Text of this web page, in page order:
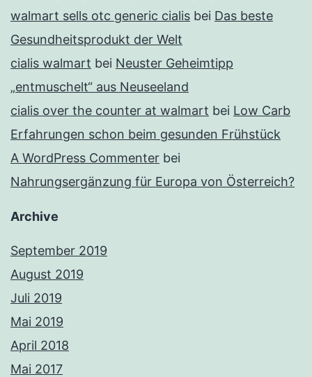
walmart sells otc generic cialis bei Das beste
Gesundheitsprodukt der Welt
cialis walmart bei Neuster Geheimtipp
„entmuschelt“ aus Neuseeland
cialis over the counter at walmart bei Low Carb
Erfahrungen schon beim gesunden Frühstück
A WordPress Commenter bei
Nahrungsergänzung für Europa von Österreich?
Archive
September 2019
August 2019
Juli 2019
Mai 2019
April 2018
Mai 2017